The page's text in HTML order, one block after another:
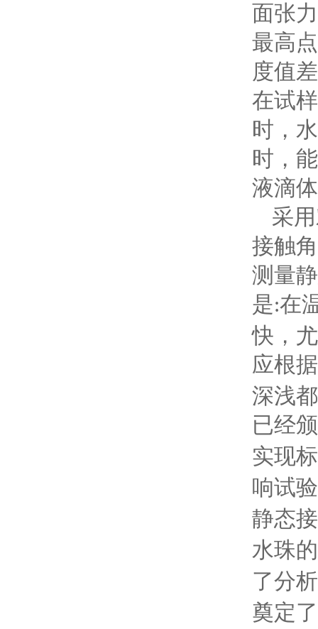
面张
最高
度值
在试
时，
时，
液滴
采
接触
测量
是:在
快，
应根
深浅
已经
实现
响试
静态
水珠
了分
奠定